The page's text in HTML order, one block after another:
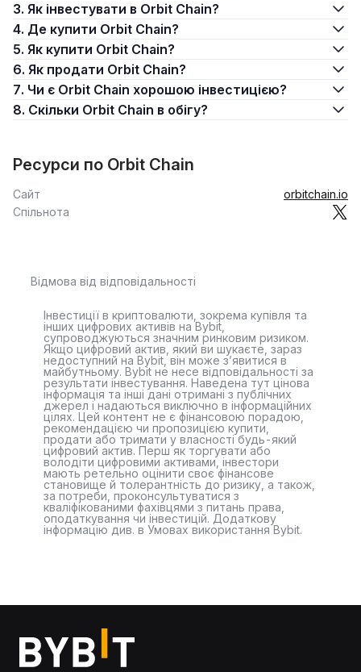
3. Як інвестувати в Orbit Chain?
4. Де купити Orbit Chain?
5. Як купити Orbit Chain?
6. Як продати Orbit Chain?
7. Чи є Orbit Chain хорошою інвестицією?
8. Скільки Orbit Chain в обігу?
Ресурси по Orbit Chain
Сайт
orbitchain.io
Спільнота
Відмова від відповідальності
Інвестиції в криптовалюти, зокрема купівля та
інших цифрових активів на Bybit,
супроводжуються значним ринковим ризиком.
Якщо цифровий актив, який ви шукаєте, зараз
недоступний на Bybit, він може з’явитися в
майбутньому. Bybit не несе відповідальності за
результати інвестування. Наведена тут цінова
інформація та інші дані отримані з публічних
джерел і надаються виключно в інформаційних
цілях. Цей контент не є фінансовою порадою,
рекомендацією чи пропозицією купити,
продати або тримати у власності будь-який
цифровий актив. Перш як торгувати або
володіти цифровими активами, інвестори
мають ретельно оцінити своє фінансове
становище й толерантність до ризику, а також,
за потреби, проконсультуватися з
кваліфікованими фахівцями з питань права,
оподаткування чи інвестицій. Додаткову
інформацію див. в Умовах використання Bybit.